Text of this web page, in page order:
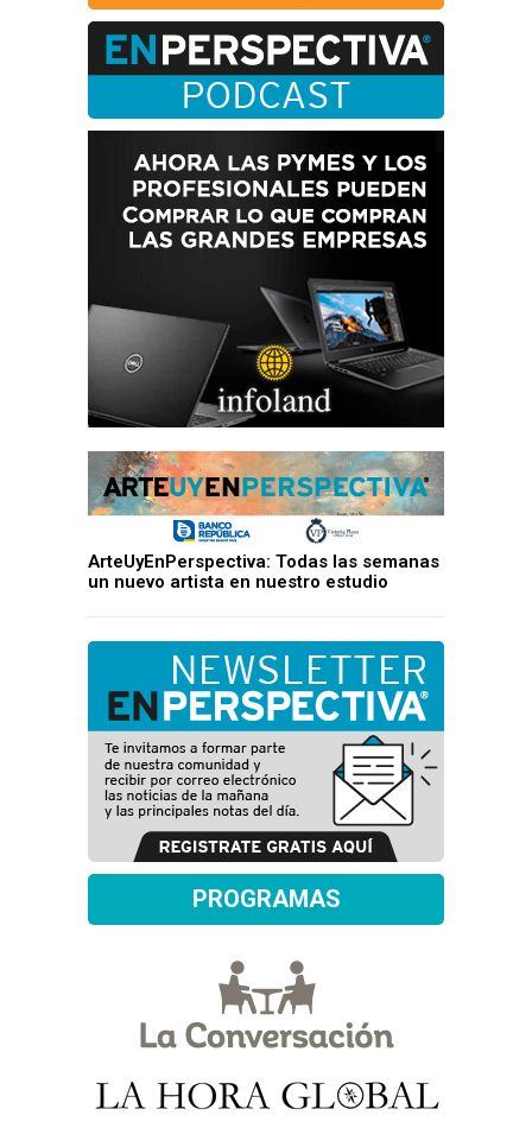
ArteUyEnPerspectiva: Todas las semanas
un nuevo artista en nuestro estudio
PROGRAMAS